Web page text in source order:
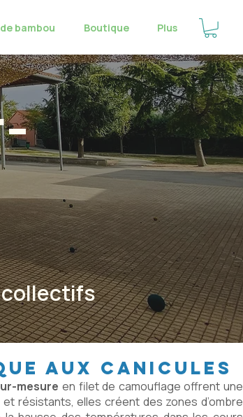
bambou Boutique Plus
collectifs
aux canicules
mesure en filet de camouflage offrent une
résistants, elles créent des zones d’ombre